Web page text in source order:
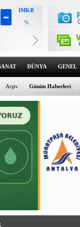
IMKB
%
6494.49
%0.22
%0.14
Euro
54.8261
%-0.06
DÜNYA GENEL
Günün Haberleri
Arşiv